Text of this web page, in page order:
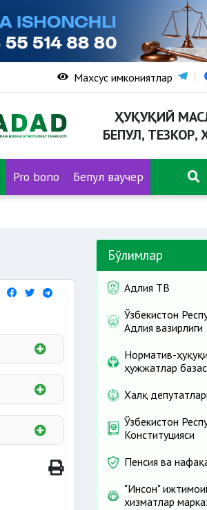
Махсус имкониятлар
ҲУҚУҚИЙ
БЕПУЛ, ТЕЗКОР,
Pro bono Бепул ваучер
Бўлимлар
Адлия ТВ
Ўзбекистон
Адлия вазирлиги
Норматив-
ҳужжатлар
Халқ
Ўзбекистон
Конституцияси
Пенсия ва
"Инсон"
хизматлар